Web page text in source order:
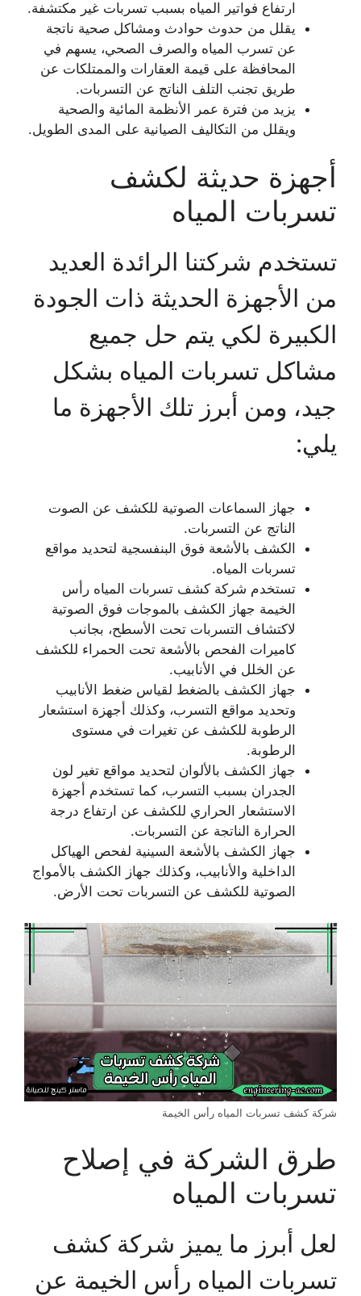
ارتفاع فواتير المياه بسبب تسربات غير مكتشفة.
يقلل من حدوث حوادث ومشاكل صحية ناتجة
عن تسرب المياه والصرف الصحي، يسهم في
المحافظة على قيمة العقارات والممتلكات عن
طريق تجنب التلف الناتج عن التسربات.
يزيد من فترة عمر الأنظمة المائية والصحية
ويقلل من التكاليف الصيانية على المدى الطويل.
أجهزة حديثة لكشف
تسربات المياه
تستخدم شركتنا الرائدة العديد
من الأجهزة الحديثة ذات الجودة
الكبيرة لكي يتم حل جميع
مشاكل تسربات المياه بشكل
جيد، ومن أبرز تلك الأجهزة ما
يلي:
جهاز السماعات الصوتية للكشف عن الصوت
الناتج عن التسربات.
الكشف بالأشعة فوق البنفسجية لتحديد مواقع
تسربات المياه.
تستخدم شركة كشف تسربات المياه رأس
الخيمة جهاز الكشف بالموجات فوق الصوتية
لاكتشاف التسربات تحت الأسطح، بجانب
كاميرات الفحص بالأشعة تحت الحمراء للكشف
عن الخلل في الأنابيب.
جهاز الكشف بالضغط لقياس ضغط الأنابيب
وتحديد مواقع التسرب، وكذلك أجهزة استشعار
الرطوبة للكشف عن تغيرات في مستوى
الرطوبة.
جهاز الكشف بالألوان لتحديد مواقع تغير لون
الجدران بسبب التسرب، كما تستخدم أجهزة
الاستشعار الحراري للكشف عن ارتفاع درجة
الحرارة الناتجة عن التسربات.
جهاز الكشف بالأشعة السينية لفحص الهياكل
الداخلية والأنابيب، وكذلك جهاز الكشف بالأمواج
الصوتية للكشف عن التسربات تحت الأرض.
شركة كشف تسربات المياه رأس الخيمة
طرق الشركة في إصلاح
تسربات المياه
لعل أبرز ما يميز شركة كشف
تسربات المياه رأس الخيمة عن